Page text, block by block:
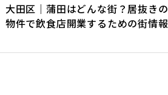
大田区｜蒲田はどんな街？居抜きの
物件で飲食店開業するための街情報